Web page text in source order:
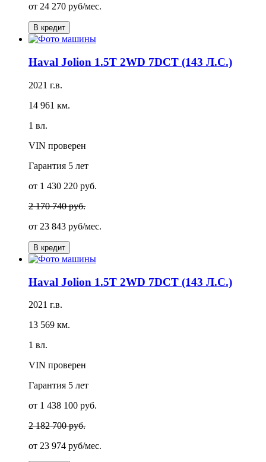
от 24 270 руб/мес.
В кредит
Haval Jolion 1.5T 2WD 7DCT (143 Л.С.)
2021 г.в.
14 961 км.
1 вл.
VIN проверен
Гарантия 5 лет
от 1 430 220 руб.
2 170 740 руб.
от 23 843 руб/мес.
В кредит
Haval Jolion 1.5T 2WD 7DCT (143 Л.С.)
2021 г.в.
13 569 км.
1 вл.
VIN проверен
Гарантия 5 лет
от 1 438 100 руб.
2 182 700 руб.
от 23 974 руб/мес.